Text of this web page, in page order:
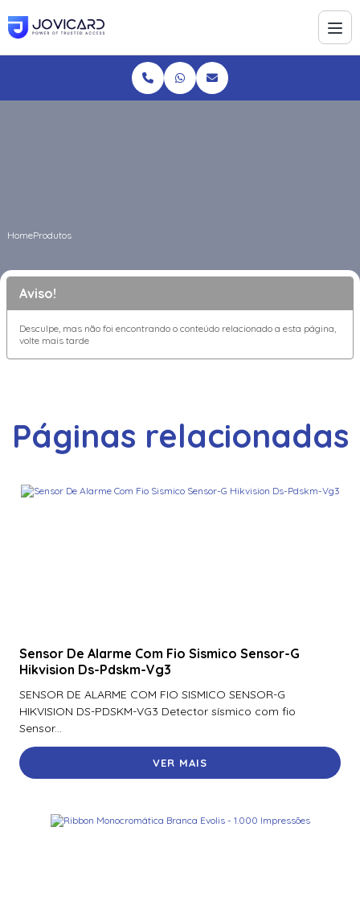
HomeProdutos
Aviso!
Desculpe, mas não foi encontrando o conteúdo relacionado a esta página,
volte mais tarde
Páginas relacionadas
Sensor De Alarme Com Fio Sismico Sensor-G
Hikvision Ds-Pdskm-Vg3
SENSOR DE ALARME COM FIO SISMICO SENSOR-G
HIKVISION DS-PDSKM-VG3 Detector sísmico com fio
Sensor...
VER MAIS